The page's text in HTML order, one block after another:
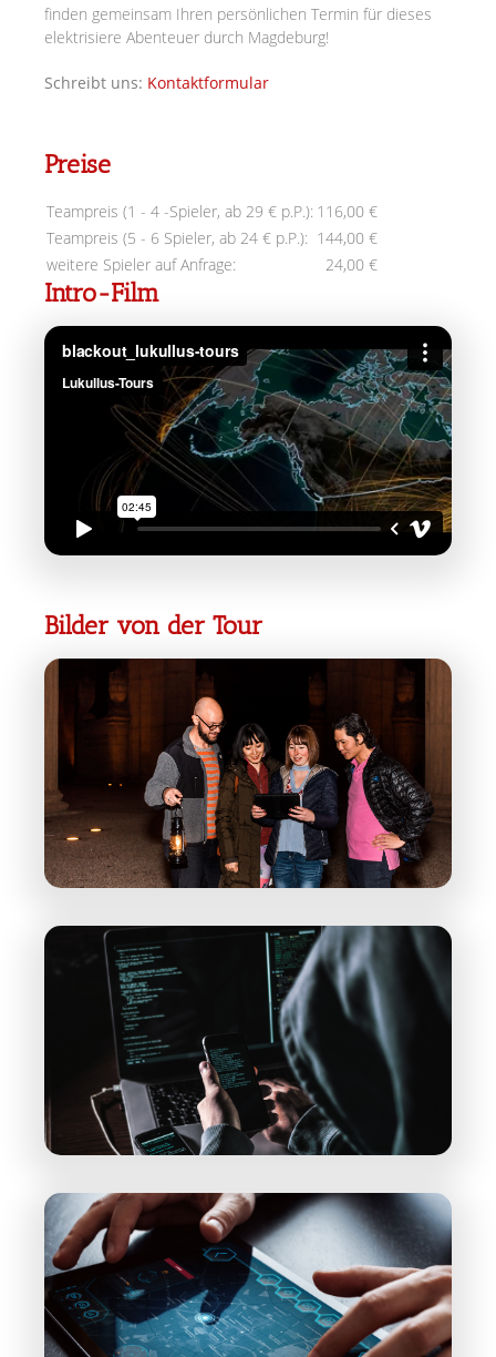
finden gemeinsam Ihren persönlichen Termin für dieses
elektrisiere Abenteuer durch Magdeburg!
Schreibt uns: Kontaktformular
Preise
Teampreis (1 - 4 -Spieler, ab 29 € p.P.): 116,00 €
Teampreis (5 - 6 Spieler, ab 24 € p.P.): 144,00 €
weitere Spieler auf Anfrage:
24,00 €
Intro-Film
Bilder von der Tour